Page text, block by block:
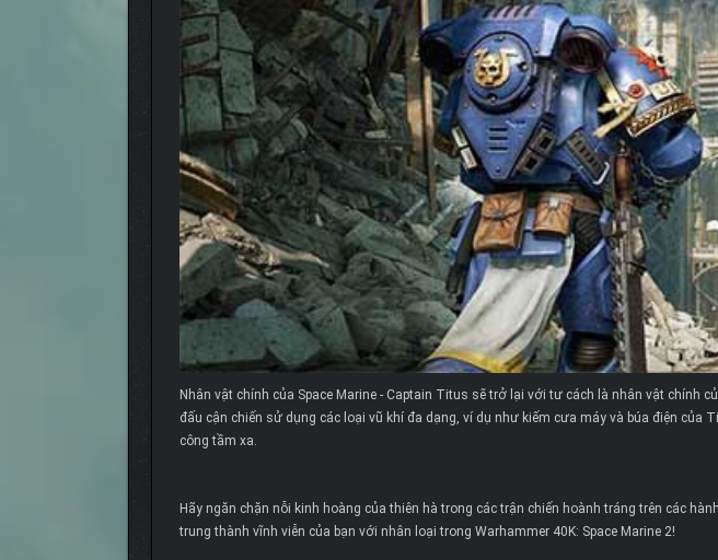
Nhân vật chính của Space Marine - Captain Titus sẽ trở lại với tư cách là nhân vật chính
đấu cận chiến sử dụng các loại vũ khí đa dạng, ví dụ như kiếm cưa máy và búa điện
công tầm xa.
Hãy ngăn chặn nỗi kinh hoàng của thiên hà trong các trận chiến hoành tráng trên các
trung thành vĩnh viễn của bạn với nhân loại trong Warhammer 40K: Space Marine 2!